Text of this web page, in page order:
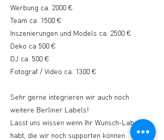
Werbung ca. 2000 €
Team ca. 1500 €
Inszenierungen und Models ca. 2500 €
Deko ca 500 €
DJ ca. 500 €
Fotograf / Video ca. 1300 €
Sehr gerne integrieren wir auch noch
weitere Berliner Labels!
Lasst uns wissen wenn Ihr Wunsch-Labels
habt, die wir noch supporten können.